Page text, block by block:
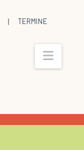
| TERMINE